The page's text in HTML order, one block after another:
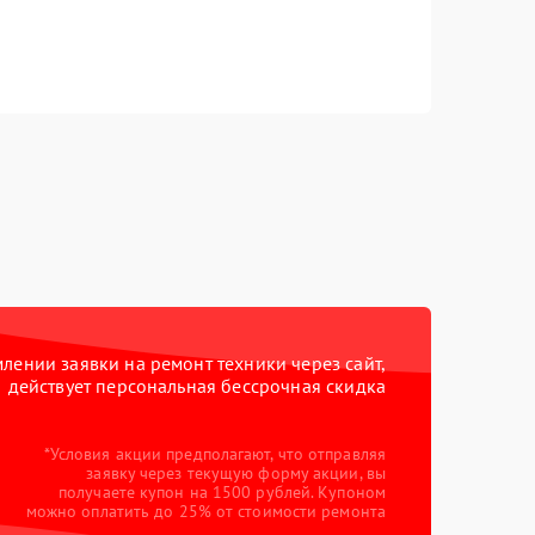
заявки на ремонт техники через сайт,
действует персональная бессрочная скидка
*Условия акции предполагают, что отправляя
заявку через текущую форму акции, вы
получаете купон на 1500 рублей. Купоном
можно оплатить до 25% от стоимости ремонта